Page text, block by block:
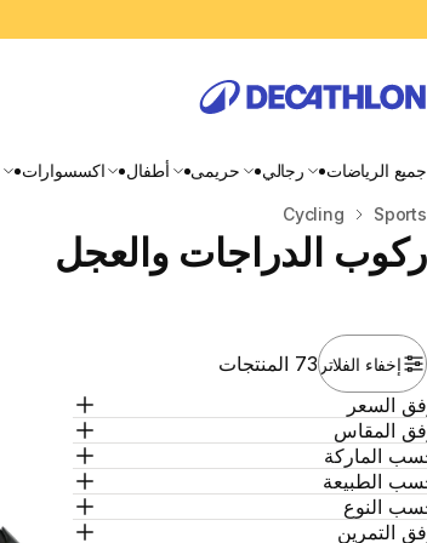
جميع الرياضات رجالي حريمى أطفال اكسسوارات
المنزل
Sports
Cycling
ركوب الدراجات والعجل
إخفاء الفلاتر73 المنتجات
السعر
المقاس
الماركة
الطبيعة
النوع
التمرين